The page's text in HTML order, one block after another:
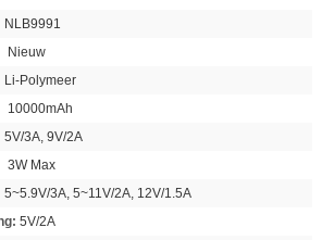
NLB9991
Nieuw
Li-Polymeer
10000mAh
5V/3A, 9V/2A
3W Max
5~5.9V/3A, 5~11V/2A, 12V/1.5A
5V/2A